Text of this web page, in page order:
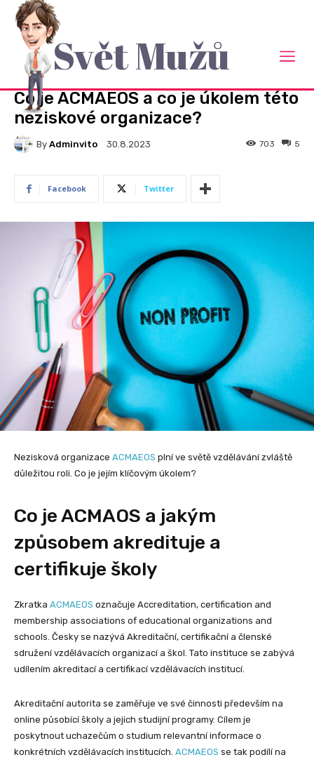
Svět Mužů
Domů Rady a návody
RADY A NÁVODY
Co je ACMAEOS a co je úkolem této
neziskové organizace?
By Adminvito 30.8.2023 5
703
Facebook Twitter
Nezisková organizace ACMAEOS plní ve světě vzdělávání zvláště
důležitou roli. Co je jejím klíčovým úkolem?
Co je ACMAOS a jakým
způsobem akredituje a
certifikuje školy
Zkratka ACMAEOS označuje Accreditation, certification and
membership associations of educational organizations and
schools. Česky se nazývá Akreditační, certifikační a členské
sdružení vzdělávacích organizací a škol. Tato instituce se zabývá
udílením akreditací a certifikací vzdělávacích institucí.
Akreditační autorita se zaměřuje ve své činnosti především na
online působící školy a jejich studijní programy. Cílem je
poskytnout uchazečům o studium relevantní informace o
konkrétních vzdělávacích institucích. ACMAEOS se tak podílí na